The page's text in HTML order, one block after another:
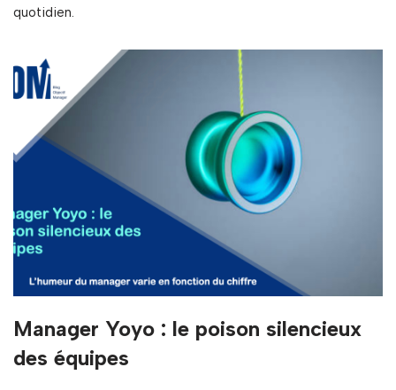
quotidien.
Manager Yoyo : le poison silencieux
des équipes